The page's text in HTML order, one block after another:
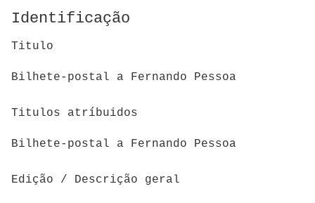
Identificação
Titulo
Bilhete-postal a Fernando Pessoa
Titulos atríbuidos
Bilhete-postal a Fernando Pessoa
Edição / Descrição geral